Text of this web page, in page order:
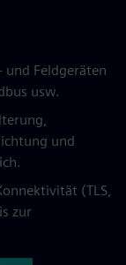
Feldgeräten
usw.
und
(TLS,
zur